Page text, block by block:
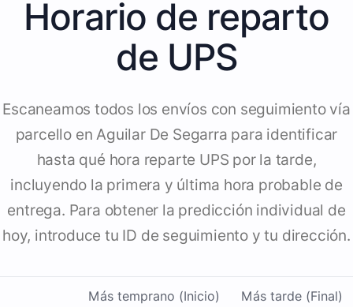
Horario de reparto
de UPS
Escaneamos todos los envíos con seguimiento vía
parcello en Aguilar De Segarra para identificar
hasta qué hora reparte UPS por la tarde,
incluyendo la primera y última hora probable de
entrega. Para obtener la predicción individual de
hoy, introduce tu ID de seguimiento y tu dirección.
Más temprano (Inicio) Más tarde (Final)